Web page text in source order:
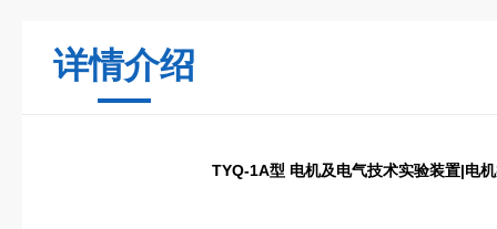
详情介绍
TYQ-1A型 电机及电气技术实验装置|电